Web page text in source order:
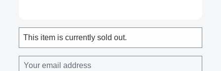
This item is currently sold out.